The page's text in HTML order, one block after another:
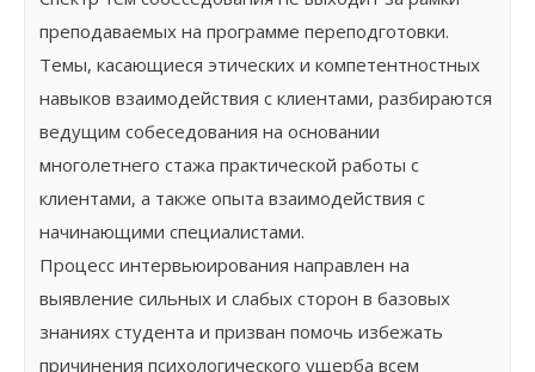
преподаваемых на программе переподготовки.
Темы, касающиеся этических и компетентностных
навыков взаимодействия с клиентами, разбираются
ведущим собеседования на основании
многолетнего стажа практической работы с
клиентами, а также опыта взаимодействия с
начинающими специалистами.
Процесс интервьюирования направлен на
выявление сильных и слабых сторон в базовых
знаниях студента и призван помочь избежать
причинения психологического ущерба всем